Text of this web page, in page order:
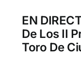
EN
De Los II
Toro De